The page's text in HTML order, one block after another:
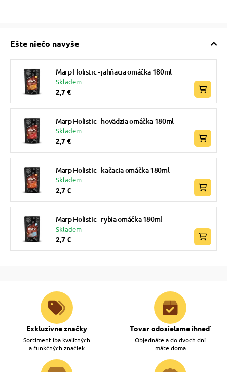
Ešte niečo navyše
Marp Holistic - jahňacia omáčka 180ml
Skladem
2,7 €
Marp Holistic - hovädzia omáčka 180ml
Skladem
2,7 €
Marp Holistic - kačacia omáčka 180ml
Skladem
2,7 €
Marp Holistic - rybia omáčka 180ml
Skladem
2,7 €
Exkluzívne značky
Sortiment iba kvalitných
a funkčných značiek
Tovar odosielame ihneď
Objednáte a do dvoch dní
máte doma